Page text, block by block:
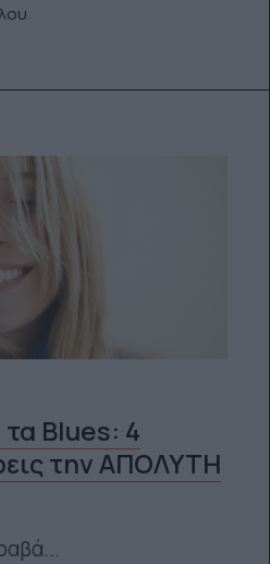
Blues: 4
την ΑΠΟΛΥΤΗ